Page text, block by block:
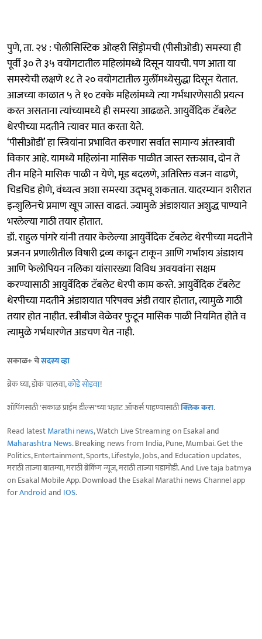
पुणे, ता. २४ : पोलीसिस्टिक ओव्हरी सिंड्रोमची (पीसीओडी) समस्या ही
पूर्वी ३० ते ३५ वयोगटातील महिलांमध्ये दिसून यायची. पण आता या
समस्येची लक्षणे १८ ते २० वयोगटातील मुलींमध्येसुद्धा दिसून येतात.
आजच्या काळात ५ ते १० टक्‍के महिलांमध्ये त्‍या गर्भधारणेसाठी प्रयत्‍न
करत असताना त्‍यांच्‍यामध्‍ये ही समस्या आढळते. आयुर्वेदिक टॅबलेट
थेरपीच्या मदतीने त्‍यावर मात करता येते.
‘पीसीओडी’ हा स्त्रियांना प्रभावित करणारा सर्वात सामान्य अंतस्त्रावी
विकार आहे. यामध्ये महिलांना मासिक पाळीत जास्त रक्तस्राव, दोन ते
तीन महिने मासिक पाळी न येणे, मूड बदलणे, अतिरिक्त वजन वाढणे,
चिडचिड होणे, वंध्यत्व अशा समस्या उद्‍भवू शकतात. यादरम्‍यान शरीरात
इन्शुलिनचे प्रमाण खूप जास्त वाढतं. ज्यामुळे अंडाशयात अशुद्ध पाण्याने
भरलेल्या गाठी तयार होतात.
डॉ. राहुल पांगरे यांनी तयार केलेल्या आयुर्वेदिक टॅबलेट थेरपीच्या मदतीने
प्रजनन प्रणालीतील विषारी द्रव्य काढून टाकून आणि गर्भाशय अंडाशय
आणि फेलोपियन नलिका यांसारख्या विविध अवयवांना सक्षम
करण्यासाठी आयुर्वेदिक टॅबलेट थेरपी काम करते. आयुर्वेदिक टॅबलेट
थेरपीच्या मदतीने अंडाशयात परिपक्व अंडी तयार होतात, त्यामुळे गाठी
तयार होत नाहीत. स्त्रीबीज वेळेवर फुटून मासिक पाळी नियमित होते व
त्यामुळे गर्भधारणेत अडचण येत नाही.
सकाळ+ चेसदस्य व्हा
ब्रेक घ्या, डोकं चालवा,कोडे सोडवा!
शॉपिंगसाठी 'सकाळ प्राईम डील्स'च्या भन्नाट ऑफर्स पाहण्यासाठीक्लिक करा.
Read latestMarathi news, Watch Live Streaming on Esakal and
Maharashtra News. Breaking news from India, Pune, Mumbai. Get the
Politics, Entertainment, Sports, Lifestyle, Jobs, and Education updates,
मराठी ताज्या बातम्या, मराठी ब्रेकिंग न्यूज, मराठी ताज्या घडामोडी. And Live taja batmya
on Esakal Mobile App. Download the Esakal Marathi news Channel app
forAndroidand IOS.